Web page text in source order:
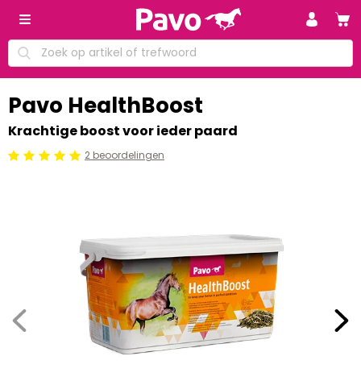
Pavo HealthBoost
Krachtige boost voor ieder paard
Beoordeling: 5/5 2 beoordelingen